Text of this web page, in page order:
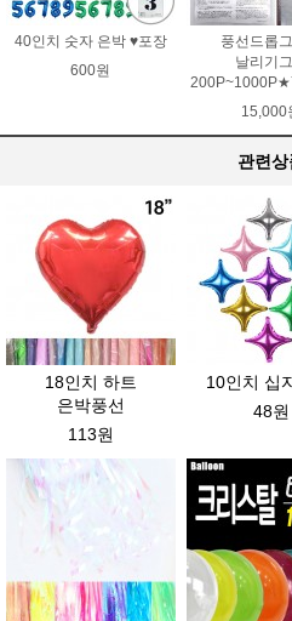
40인치 숫자 은박 ♥포장
600원
풍선드롭
날리기
15,000
관련상
18인치 하트
은박풍선
113원
10인치 십
48원